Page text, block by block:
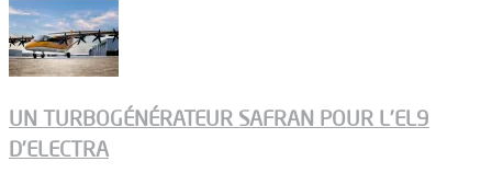
UN TURBOGÉNÉRATEUR SAFRAN POUR L’EL9
D’ELECTRA